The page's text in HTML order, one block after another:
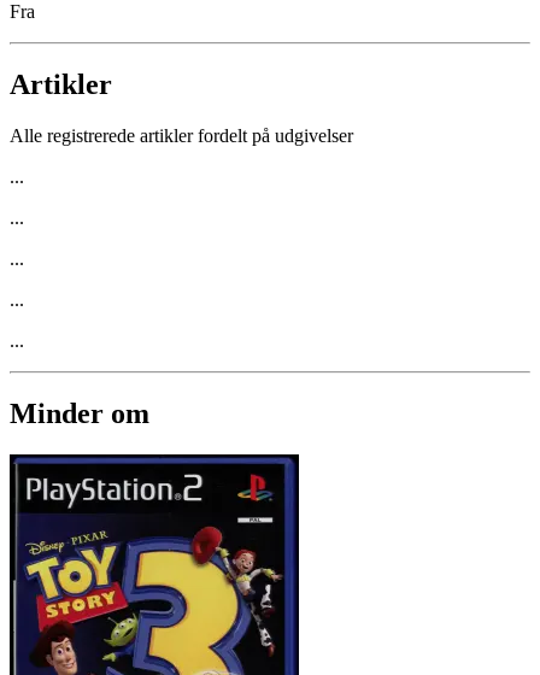
Fra
Artikler
Alle registrerede artikler fordelt på udgivelser
...
...
...
...
...
Minder om